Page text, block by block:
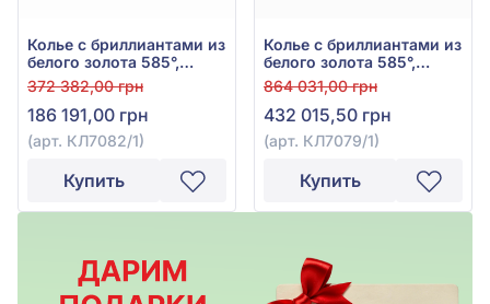
Колье с бриллиантами из
белого золота 585°,
Бриллиант 1,45ct, арт.
КЛ7082/1
372 382,00 грн
186 191,00 грн
(арт. КЛ7082/1)
Купить
Колье с бриллиантами из
белого золота 585°,
Бриллиант 3,22ct, арт.
КЛ7079/1
864 031,00 грн
432 015,50 грн
(арт. КЛ7079/1)
Купить